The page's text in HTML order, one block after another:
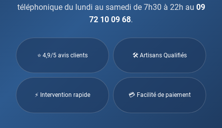
téléphonique du lundi au samedi de 7h30 à 22h au 09
72 10 09 68.
⭐ 4,9/5 avis clients 🛠 Artisans Qualifiés
⚡ Intervention rapide 💳 Facilité de paiement